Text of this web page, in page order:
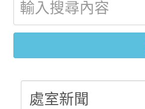
表
敬師藝文競
【甄選結果(
學年度第1
【甄選結果(
結果(第3招)